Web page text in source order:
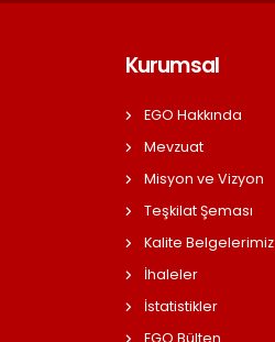
Kurumsal
EGO Hakkında
Mevzuat
Misyon ve Vizyon
Teşkilat Şeması
Kalite Belgelerimiz
İhaleler
İstatistikler
EGO Bülten